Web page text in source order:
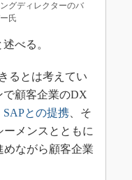
グディレクターのバ
氏
べる。
るとは考えてい
で顧客企業のDX
SAPとの提携 、そ
メンスとともに
ながら顧客企業